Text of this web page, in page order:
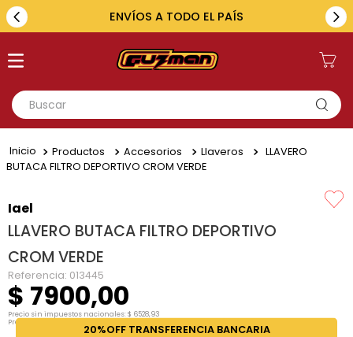
ENVÍOS A TODO EL PAÍS
Buscar
1.
toyota
5. hilux
Productos Accesorios Llaveros
LLAVERO
BUTACA FILTRO DEPORTIVO CROM VERDE
Iael
LLAVERO BUTACA FILTRO DEPORTIVO
CROM VERDE
Referencia: 013445
$ 7900,00
Precio sin impuestos nacionales:$ 6528,93
Precio por unidad:
20%OFF TRANSFERENCIA BANCARIA